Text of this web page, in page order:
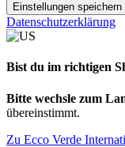
Einstellungen speichern
Datenschutzerklärung
Bist du im richtigen
Bitte wechsle zum
übereinstimmt.
Zu Ecco Verde